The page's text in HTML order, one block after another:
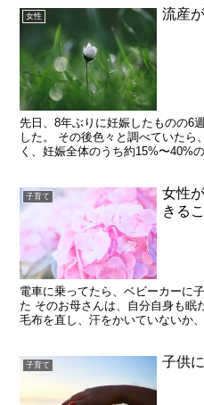
女性 流産
先日、8年ぶりに妊娠したものの6
した。 その後色々と調べていたら
く、妊娠全体のうち約15%〜40%
子育て
女性
きる
電車に乗ってたら、ベビーカーに
た そのお母さんは、自分自身も眠
毛布を直し、汗をかいていないか
子育て 子供